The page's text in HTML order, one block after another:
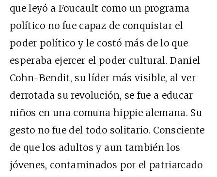
que leyó a Foucault como un programa
político no fue capaz de conquistar el
poder político y le costó más de lo que
esperaba ejercer el poder cultural. Daniel
Cohn-Bendit, su líder más visible, al ver
derrotada su revolución, se fue a educar
niños en una comuna hippie alemana. Su
gesto no fue del todo solitario. Consciente
de que los adultos y aun también los
jóvenes, contaminados por el patriarcado